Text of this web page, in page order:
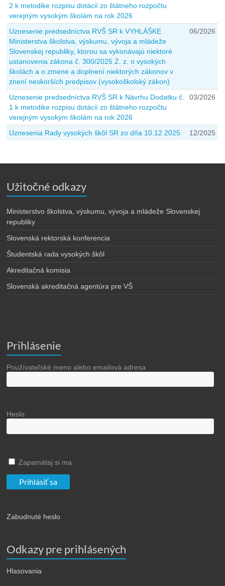
2 k metodike rozpisu dotácií zo štátneho rozpočtu
verejným vysokým školám na rok 2026
Uznesenie predsedníctva RVŠ SR k VYHLÁŠKE
Ministerstva školstva, výskumu, vývoja a mládeže
Slovenskej republiky, ktorou sa vykonávajú niektoré
ustanovenia zákona č. 300/2025 Z. z. o vysokých
školách a o zmene a doplnení niektorých zákonov v
znení neskorších predpisov (vysokoškolský zákon)
06/2026
Uznesenie predsedníctva RVŠ SR k Návrhu Dodatku č.
1 k metodike rozpisu dotácií zo štátneho rozpočtu
verejným vysokým školám na rok 2026
03/2026
Uznesenia Rady vysokých škôl SR zo dňa 10.12.2025 12/2025
Užitočné odkazy
Ministerstvo školstva, výskumu, vývoja a mládeže Slovenskej
republiky
Slovenská rektorská konferencia
Študentská rada vysokých škôl
Akreditačná komisia
Slovenská akreditačná agentúra pre VŠ
Prihlásenie
Používateľské meno alebo emailová adresa
Heslo
Zapamätaj si ma
Zabudnuté heslo
Odkazy pre prihlásených
Hlasovania